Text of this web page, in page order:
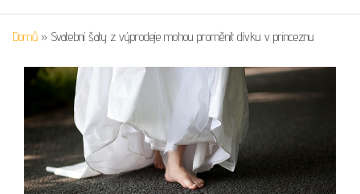
Domů » Svatební šaty z výprodeje mohou proměnit dívku v princeznu